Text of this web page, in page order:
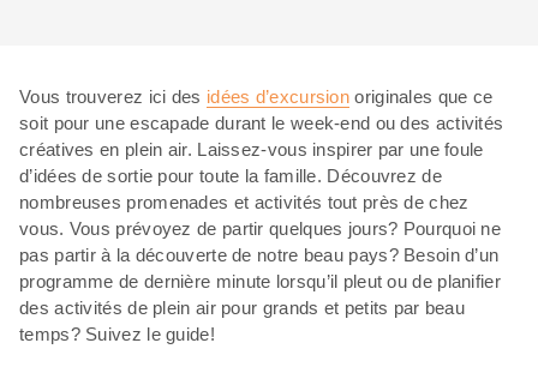
Vous trouverez ici des idées d’excursion originales que ce
soit pour une escapade durant le week-end ou des activités
créatives en plein air. Laissez-vous inspirer par une foule
d’idées de sortie pour toute la famille. Découvrez de
nombreuses promenades et activités tout près de chez
vous. Vous prévoyez de partir quelques jours? Pourquoi ne
pas partir à la découverte de notre beau pays? Besoin d’un
programme de dernière minute lorsqu’il pleut ou de planifier
des activités de plein air pour grands et petits par beau
temps? Suivez le guide!